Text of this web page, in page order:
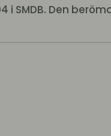
SMDB. Den